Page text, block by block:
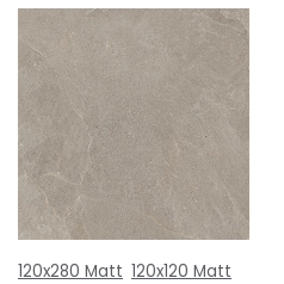
120x280 Matt 120x120 Matt